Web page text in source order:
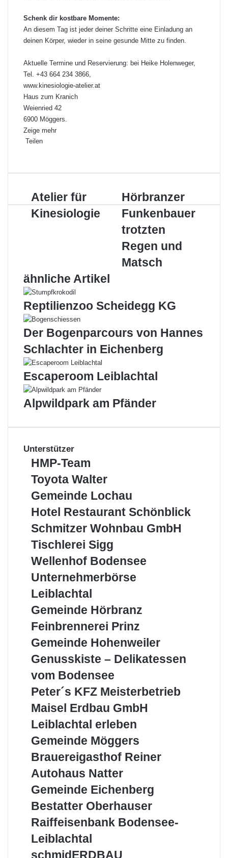
Schenk dir kostbare Momente:
An diesem Tag ist jeder deiner Schritte eine Einladung an
deinen Körper, wieder in seine gesunde Mitte zu finden.
Aktuelle Termine und Reservierung: bei Heike Holenweger,
Tel. +43 664 234 3866,
www.kinesiologie-atelier.at
Haus zum Kranich
Weienried 42
6900 Möggers.
Zeige mehr
Teilen
E-
Atelier
für
Kinesiologie
Atelier für
Kinesiologie
Hörbranzer
Funkenbauer
trotzten
Regen
Matsch
Hörbranzer
Funkenbauer
trotzten
Regen und
Matsch
ähnliche Artikel
Reptilienzoo Scheidegg KG
Der Bogenparcours von Hannes
Schlachter in Eichenberg
Escaperoom Leiblachtal
Alpwildpark am Pfänder
Unterstützer
HMP-
HMP-Team
Toyota
Walter
Toyota Walter
Gemeinde
Gemeinde Lochau
Hotel
Schönblick
Hotel Restaurant Schönblick
Schmitzer
GmbH
Schmitzer Wohnbau GmbH
Tischlerei
Tischlerei Sigg
Wellenhof
Wellenhof Bodensee
Unternehmerbörse
Unternehmerbörse
Leiblachtal
Gemeinde
Gemeinde Hörbranz
Feinbrennerei
Feinbrennerei Prinz
Gemeinde
Gemeinde Hohenweiler
Genusskiste
Delikatessen
vom
Genusskiste – Delikatessen
vom Bodensee
Peter
KFZ
Meisterbetrieb
Peter´s KFZ Meisterbetrieb
Maisel
GmbH
Maisel Erdbau GmbH
Leiblachtal
Leiblachtal erleben
Gemeinde
Gemeinde Möggers
Brauereigasthof
Brauereigasthof Reiner
Autohaus
Autohaus Natter
Gemeinde
Gemeinde Eichenberg
Bestatter
Bestatter Oberhauser
Raiffeisenbank
Leiblachtal
Raiffeisenbank Bodensee-
Leiblachtal
schmidERDBAU
schmidERDBAU